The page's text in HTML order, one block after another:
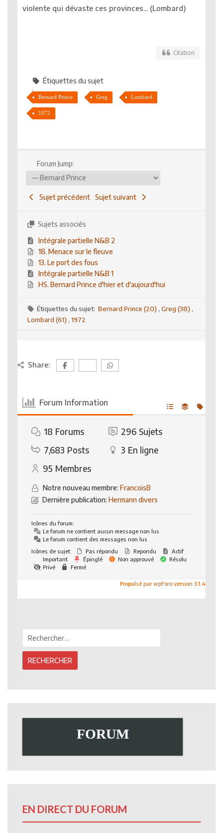
violente qui dévaste ces provinces... (Lombard)
Citation
Étiquettes du sujet
Bernard Prince Greg Lombard
1972
Forum Jump:
Sujet précédent Sujet suivant
Sujets associés
Intégrale partielle N&B 2
18. Menace sur le fleuve
13. Le port des fous
Intégrale partielle N&B 1
HS. Bernard Prince d'hier et d'aujourd'hui
Étiquettes du sujet:Bernard Prince (20) , Greg (38) ,
Lombard (61) , 1972
Share:
Forum Information
18 Forums 296 Sujets
7,683 Posts 3 En ligne
95 Membres
Notre nouveau membre: FrancoisB
Dernière publication: Hermann divers
Icônes du forum:
Le forum ne contient aucun message non lus
Le forum contient des messages non lus
Icônes de sujet:
Pas répondu Repondu
Actif
Important
Épinglé Non approuvé
Résolu
Privé
Fermé
Propulsé par wpForo version 3.1.4
FORUM
EN DIRECT DU FORUM